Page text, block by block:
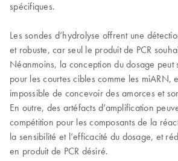
spécifiques.
Les sondes d’hydrolyse offrent une
et robuste, car seul le produit de PCR
Néanmoins, la conception du dosage peut
pour les courtes cibles comme les miARN,
impossible de concevoir des amorces et
En outre, des artéfacts d’amplification
compétition pour les composants de la
la sensibilité et l’efficacité du dosage, et
en produit de PCR désiré.